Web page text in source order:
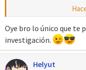
Bueno chicos, aquí
menor idea del
ayúdenme con está
Oye bro lo único que te
investigación.
Helyut